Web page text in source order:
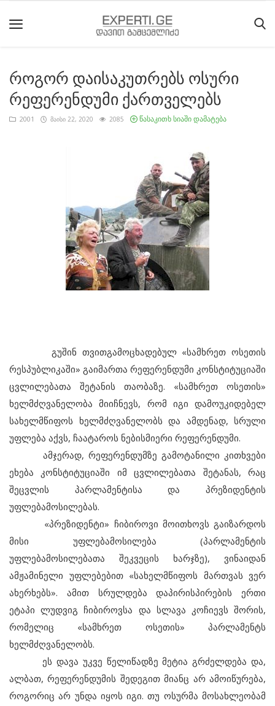
მთავარი
მიმდინარე
მოვლენები
როგორ დაისაკუთრებს ოსური
რეფერენდუმი ქართველებს
2001 მაისი 22, 2020 2085 წასაკითხ სიაში დამატება
გუშინ თვითგამოცხადებულ «სამხრეთ ოსეთის
რესპუბლიკაში» გაიმართა რეფერენდუმი კონსტიტუციაში
ცვლილებათა შეტანის თაობაზე. «სამხრეთ ოსეთის»
ხელმძღვანელობა მიიჩნევს, რომ იგი დამოუკიდებელ
სახელმწიფოს ხელმძღვანელობს და ამდენად, სრული
უფლება აქვს, ჩაატაროს ნებისმიერი რეფერენდუმი.
ამჯერად, რეფერენდუმზე გამოტანილი კითხვები
ეხება კონსტიტუციაში იმ ცვლილებათა შეტანას, რაც
შეცვლის პარლამენტისა და პრეზიდენტის
უფლებამოსილებას.
«პრეზიდენტი» ჩიბიროვი მოითხოვს გაიზარდოს
მისი უფლებამოსილება (პარლამენტის
უფლებამოსილებათა შეკვეცის ხარჯზე), ვინაიდან
ამჟამინელი უფლებებით «სახელმწიფოს მართვას ვერ
ახერხებს». ამით სრულდება დაპირისპირების ერთი
ეტაპი ლუდვიგ ჩიბიროვსა და სლავა კოჩიევს შორის,
რომელიც «სამხრეთ ოსეთის» პარლამენტს
ხელმძღვანელობს.
ეს დავა უკვე წელიწადზე მეტია გრძელდება და,
ალბათ, რეფერენდუმის შედეგით მიანც არ ამოიწურება,
როგორიც არ უნდა იყოს იგი. თუ ოსურმა მოსახლეობამ